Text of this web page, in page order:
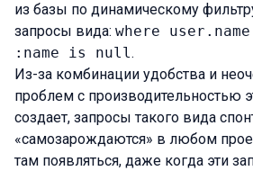
из базы по динамическому
запросы вида: where
:name is null.
Из-за комбинации удобства и
проблем с производительностью
создает, запросы такого вида
«самозарождаются» в любом
там появляться, даже когда эти